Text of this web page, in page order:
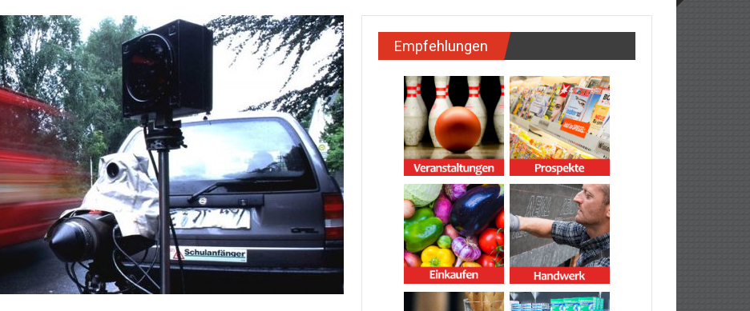
Empfehlungen